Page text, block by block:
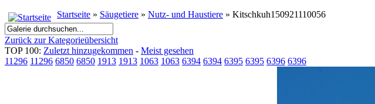
Startseite » Säugetiere » Nutz- und Haustiere » Kitschkuh150921110056
Zurück zur Kategorieübersicht
TOP 100: Zuletzt hinzugekommen - Meist gesehen
11296 11296 6850 6850 1913 1913 1063 1063 6394 6394 6395 6395 6396 6396